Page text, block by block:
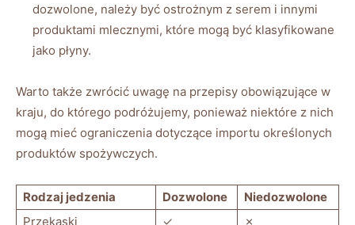
dozwolone, należy być ostrożnym z serem i innymi
produktami mlecznymi, które mogą być klasyfikowane
jako płyny.
Warto także zwrócić uwagę na przepisy obowiązujące w
kraju, do którego podróżujemy, ponieważ niektóre z nich
mogą mieć ograniczenia dotyczące importu określonych
produktów spożywczych.
Rodzaj jedzenia Dozwolone
Niedozwolone
Przekąski
✓ ✗